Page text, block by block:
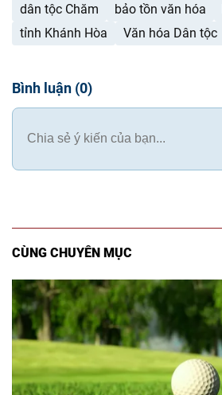
dân tộc Chăm
bảo tồn văn hóa
tỉnh Khánh Hòa
Văn hóa Dân tộc
Bình luận (0)
CÙNG CHUYÊN MỤC